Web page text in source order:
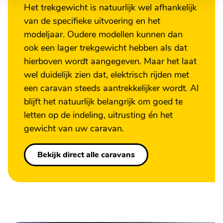
Het trekgewicht is natuurlijk wel afhankelijk
van de specifieke uitvoering en het
modeljaar. Oudere modellen kunnen dan
ook een lager trekgewicht hebben als dat
hierboven wordt aangegeven. Maar het laat
wel duidelijk zien dat, elektrisch rijden met
een caravan steeds aantrekkelijker wordt. Al
blijft het natuurlijk belangrijk om goed te
letten op de indeling, uitrusting én het
gewicht van uw caravan.
Bekijk direct alle caravans